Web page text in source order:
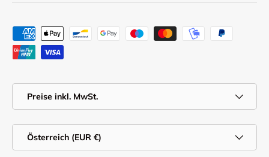
Zahlungsmethoden
Preise inkl. MwSt.
Land/Region
Österreich (EUR €)